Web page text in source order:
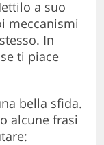
a suo
meccanismi
In
ti piace
bella sfida.
alcune frasi